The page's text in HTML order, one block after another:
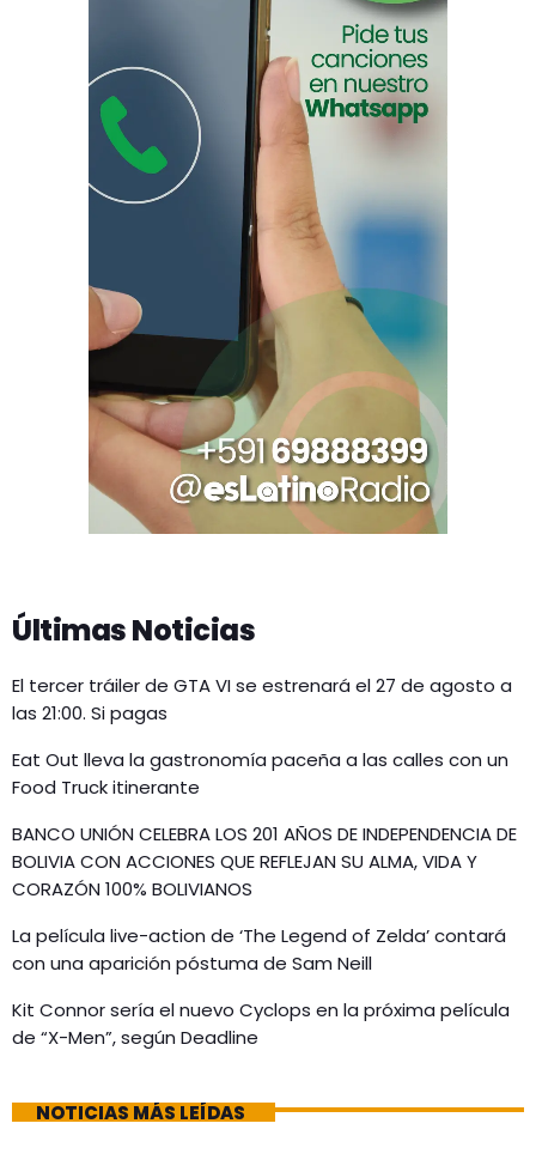
Últimas Noticias
El tercer tráiler de GTA VI se estrenará el 27 de agosto a
las 21:00. Si pagas
Eat Out lleva la gastronomía paceña a las calles con un
Food Truck itinerante
BANCO UNIÓN CELEBRA LOS 201 AÑOS DE INDEPENDENCIA DE
BOLIVIA CON ACCIONES QUE REFLEJAN SU ALMA, VIDA Y
CORAZÓN 100% BOLIVIANOS
La película live-action de ‘The Legend of Zelda’ contará
con una aparición póstuma de Sam Neill
Kit Connor sería el nuevo Cyclops en la próxima película
de “X-Men”, según Deadline
NOTICIAS MÁS LEÍDAS